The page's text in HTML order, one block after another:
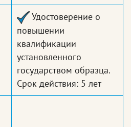
Удостоверение о
повышении
квалификации
установленного
государством образца.
Срок действия: 5 лет